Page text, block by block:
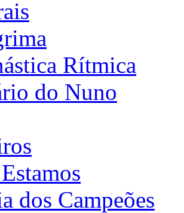
Rítmica
do Nuno
dos Campeões